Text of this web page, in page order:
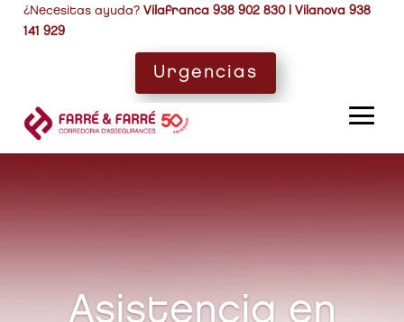
¿Necesitas ayuda? Vilafranca 938 902 830 | Vilanova 938
141 929
Urgencias
Asistencia en